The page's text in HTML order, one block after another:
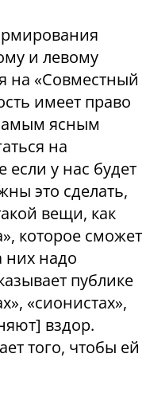
и левому
на «Совместный
имеет право
ясным
на
у нас будет
это сделать,
вещи, как
которое сможет
них надо
публике
«сионистах»,
вздор.
того, чтобы ей